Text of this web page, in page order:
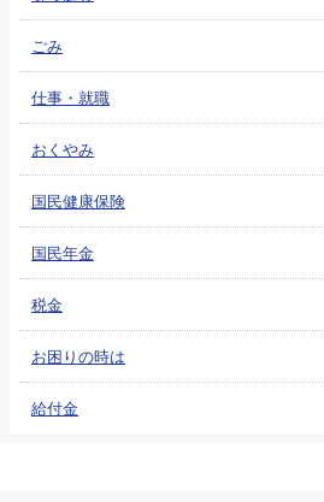
ごみ
仕事・就職
おくやみ
国民健康保険
国民年金
税金
お困りの時は
給付金